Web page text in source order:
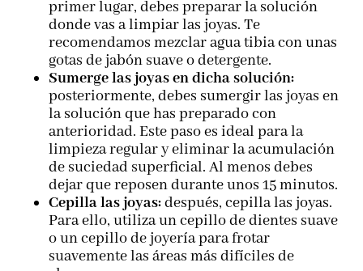
primer lugar, debes preparar la solución
donde vas a limpiar las joyas. Te
recomendamos mezclar agua tibia con unas
gotas de jabón suave o detergente.
Sumerge las joyas en dicha solución:
posteriormente, debes sumergir las joyas en
la solución que has preparado con
anterioridad. Este paso es ideal para la
limpieza regular y eliminar la acumulación
de suciedad superficial. Al menos debes
dejar que reposen durante unos 15 minutos.
Cepilla las joyas:después, cepilla las joyas.
Para ello, utiliza un cepillo de dientes suave
o un cepillo de joyería para frotar
suavemente las áreas más difíciles de